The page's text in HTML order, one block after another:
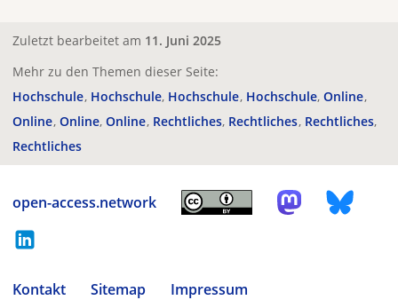
Zuletzt bearbeitet am 11. Juni 2025
Mehr zu den Themen dieser Seite:
Hochschule Hochschule Hochschule Hochschule Online
Online Online Online Rechtliches Rechtliches Rechtliches
Rechtliches
open-access.network
Kontakt Sitemap
Impressum